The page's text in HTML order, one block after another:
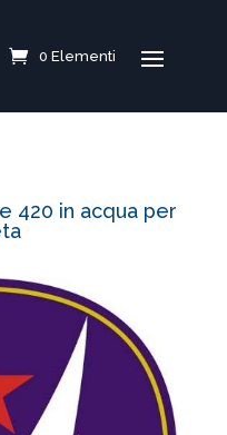
0 Elementi
420 in acqua per